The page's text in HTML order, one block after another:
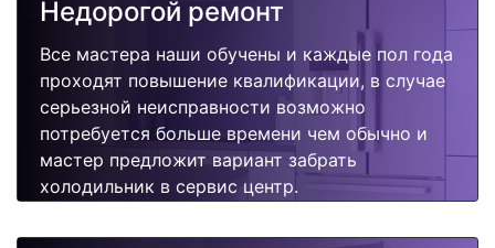
Недорогой ремонт
Все мастера наши обучены и каждые пол года
проходят повышение квалификации, в случае
серьезной неисправности возможно
потребуется больше времени чем обычно и
мастер предложит вариант забрать
холодильник в сервис центр.